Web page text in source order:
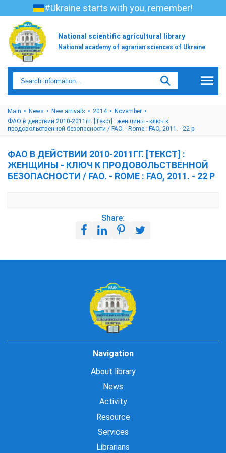
#Ukraine starts with you, remember!
National scientific agricultural library
National academy of agrarian sciences of Ukraine
Main News New arrivals 2014
November
ФАО в действии 2010-2011гг. [Текст] : женщины - ключ к
продовольственной безопасности / FAO. - Rome : FAO, 2011. - 22 р
ФАО В ДЕЙСТВИИ 2010-2011ГГ. [ТЕКСТ] :
ЖЕНЩИНЫ - КЛЮЧ К ПРОДОВОЛЬСТВЕННОЙ
БЕЗОПАСНОСТИ / FAO. - ROME : FAO, 2011. - 22 Р
Share:
Navigation
About library
News
Activity
Resource
Services
Librarians